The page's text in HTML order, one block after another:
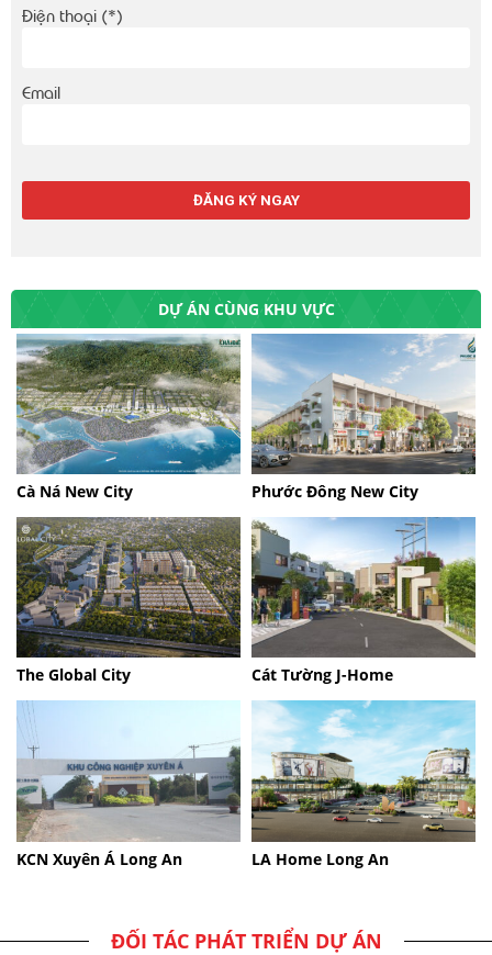
Điện thoại (*)
Email
DỰ ÁN CÙNG KHU VỰC
Cà Ná New City Phước Đông New City
The Global City Cát Tường J-Home
KCN Xuyên Á Long An LA Home Long An
ĐỐI TÁC PHÁT TRIỂN DỰ ÁN